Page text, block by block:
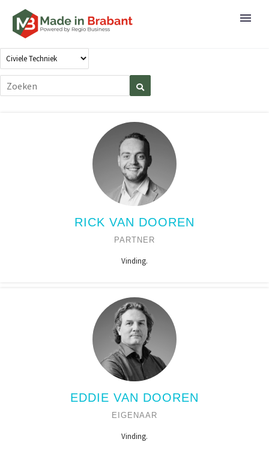
RICK VAN DOOREN
PARTNER
Vinding.
EDDIE VAN DOOREN
EIGENAAR
Vinding.